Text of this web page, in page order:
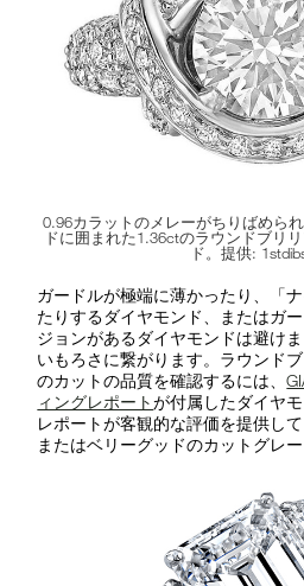
0.96カラットのメレーがちりばめら
ドに囲まれた1.36ctのラウンドブリ
ド。提供:
ガードルが極端に薄かったり、「
たりするダイヤモンド、またはガ
ジョンがあるダイヤモンドは避け
いもろさに繋がります。ラウンド
のカットの品質を確認するには、
ィングレポートが付属したダイヤ
レポートが客観的な評価を提供し
またはベリーグッドのカットグレ